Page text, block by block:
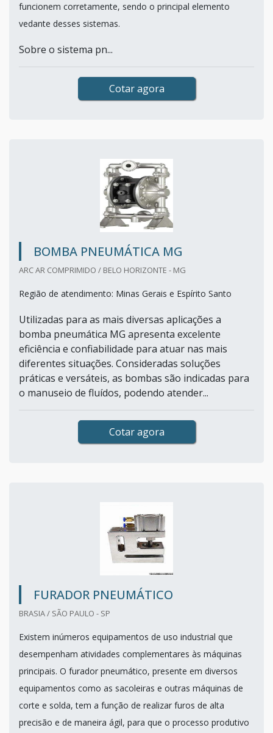
funcionem corretamente, sendo o principal elemento
vedante desses sistemas.
Sobre o sistema pn...
Cotar agora
BOMBA PNEUMÁTICA MG
ARC AR COMPRIMIDO / BELO HORIZONTE - MG
Região de atendimento: Minas Gerais e Espírito Santo
Utilizadas para as mais diversas aplicações a
bomba pneumática MG apresenta excelente
eficiência e confiabilidade para atuar nas mais
diferentes situações. Consideradas soluções
práticas e versáteis, as bombas são indicadas para
o manuseio de fluídos, podendo atender...
Cotar agora
FURADOR PNEUMÁTICO
BRASIA / SÃO PAULO - SP
Existem inúmeros equipamentos de uso industrial que
desempenham atividades complementares às máquinas
principais. O furador pneumático, presente em diversos
equipamentos como as sacoleiras e outras máquinas de
corte e solda, tem a função de realizar furos de alta
precisão e de maneira ágil, para que o processo produtivo